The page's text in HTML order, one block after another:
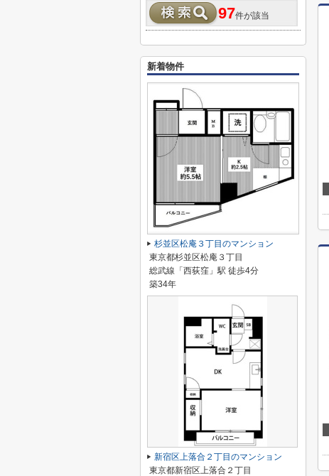
97件が該当
新着物件
杉並区松庵３丁目のマンション
東京都杉並区松庵３丁目
総武線「西荻窪」駅 徒歩4分
築34年
新宿区上落合２丁目のマンション
東京都新宿区上落合２丁目